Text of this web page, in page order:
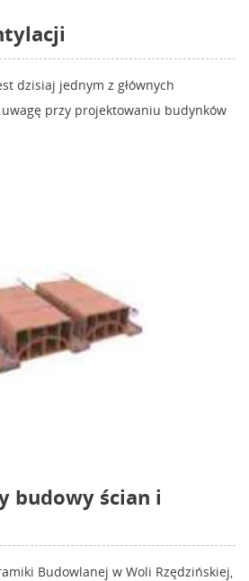
dzisiaj jednym z głównych
przy projektowaniu budynków
budowy ścian i
Budowlanej w Woli Rzędzińskiej,